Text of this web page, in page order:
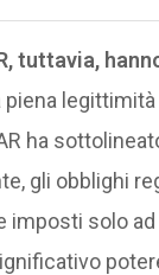
tuttavia,
ha
gli obblighi
imposti solo